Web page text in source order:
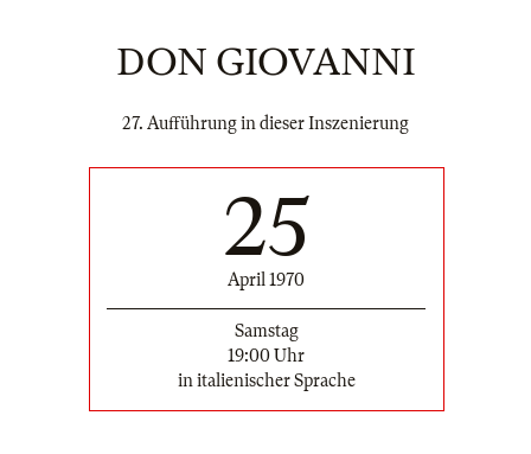
DON GIOVANNI
27. Aufführung in dieser Inszenierung
25
April 1970
Samstag
19:00 Uhr
in italienischer Sprache